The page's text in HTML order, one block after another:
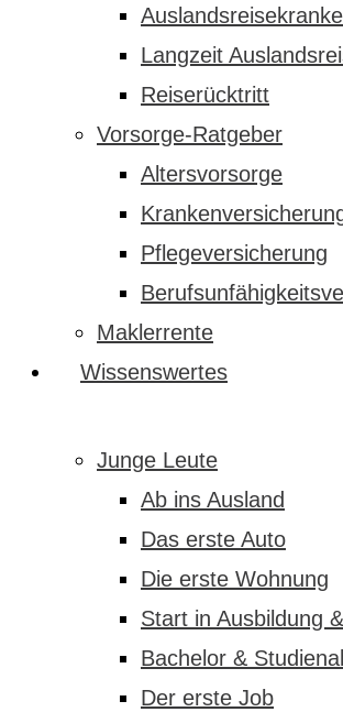
Langzeit
Reiserücktritt
Vorsorge-Ratgeber
Altersvorsorge
Pflegeversicherung
Maklerrente
Wissenswertes
Junge Leute
Ab ins Ausland
Das erste Auto
Die erste Wohnung
Start in Ausbildung
Bachelor &
Der erste Job